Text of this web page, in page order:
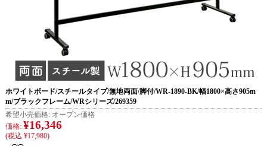
ホワイトボード/スチールタイプ/無地両面/脚付/WR-1890-BK/幅1800×高さ905m
m/ブラックフレーム/WRシリーズ/269359
希望小売価格: オープン価格
価格: ¥16,346
(税込 ¥17,980)